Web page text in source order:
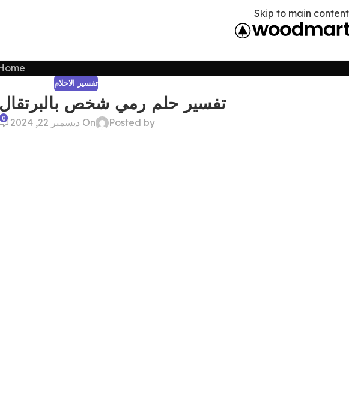
Skip to main content
تفسير الاحلام
تفسير حلم رمي شخص بالبرتقال
Posted by On ديسمبر 22, 2024 0